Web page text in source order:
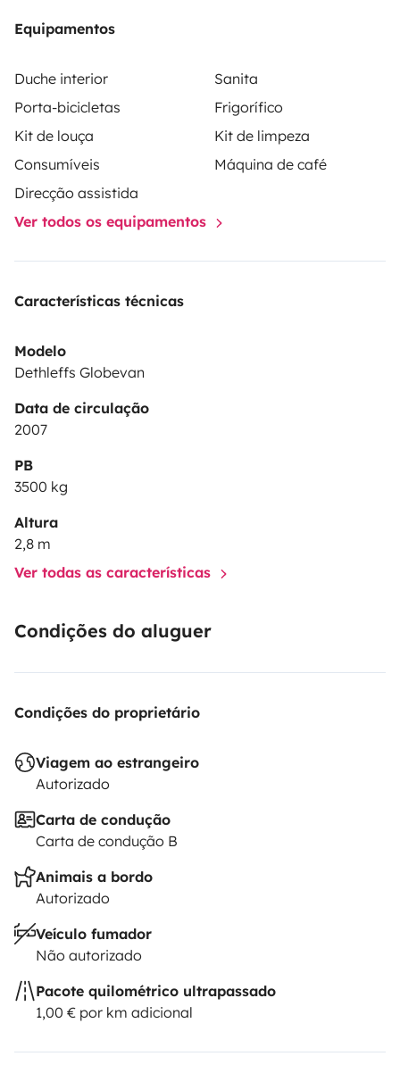
Equipamentos
Duche interior
Sanita
Porta-bicicletas
Frigorífico
Kit de louça
Kit de limpeza
Consumíveis
Máquina de café
Direcção assistida
Ver todos os equipamentos
Características técnicas
Modelo
Dethleffs Globevan
Data de circulação
2007
PB
3500 kg
Altura
2,8 m
Ver todas as características
Condições do aluguer
Condições do proprietário
Viagem ao estrangeiro
Autorizado
Carta de condução
Carta de condução B
Animais a bordo
Autorizado
Veículo fumador
Não autorizado
Pacote quilométrico ultrapassado
1,00 € por km adicional